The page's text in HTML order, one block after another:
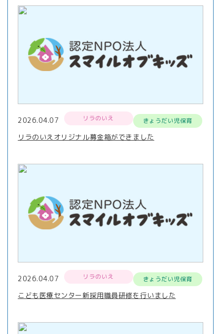
2026.04.07 リラのいえ きょうだい児保育
リラのいえオリジナル募金箱ができました
2026.04.07 リラのいえ きょうだい児保育
こども医療センター新採用職員研修を行いました